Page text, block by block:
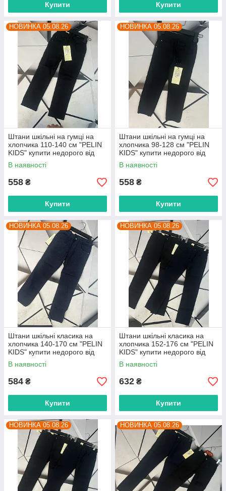
Купити Купити
НОВИНКА 05.08.26
Штани шкільні на гумці на
хлопчика 110-140 см "PELIN
KIDS" купити недорого від
прямого постачальника
В наявності
558 ₴
Купити
НОВИНКА 05.08.26
Штани шкільні на гумці на
хлопчика 98-128 см "PELIN
KIDS" купити недорого від
прямого постачальника
В наявності
558 ₴
Купити
НОВИНКА 05.08.26
Штани шкільні класика на
хлопчика 140-170 см "PELIN
KIDS" купити недорого від
прямого постачальника
В наявності
584 ₴
Купити
НОВИНКА 05.08.26
Штани шкільні класика на
хлопчика 152-176 см "PELIN
KIDS" купити недорого від
прямого постачальника
В наявності
632 ₴
Купити
НОВИНКА 05.08.26 НОВИНКА 05.08.26